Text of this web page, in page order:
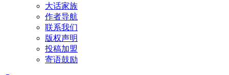
大话家族
作者导航
联系我们
版权声明
投稿加盟
寄语鼓励